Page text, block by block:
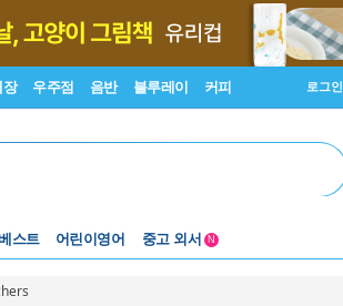
장 우주점 음반 블루레이 커피 로그인
스트
스트
어린이영어
중고 외서
N